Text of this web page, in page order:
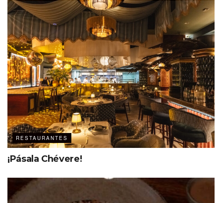
RESTAURANTES
¡Pásala Chévere!